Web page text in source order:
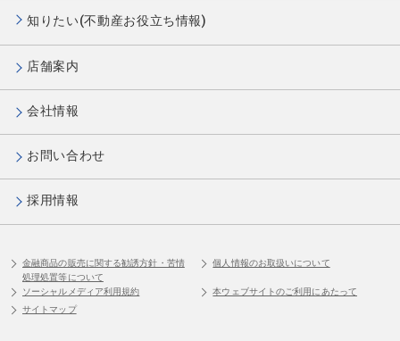
知りたい(不動産お役立ち情報)
店舗案内
会社情報
お問い合わせ
採用情報
金融商品の販売に関する勧誘方針・苦情
処理処置等について
個人情報のお取扱いについて
ソーシャルメディア利用規約
本ウェブサイトのご利用にあたって
サイトマップ